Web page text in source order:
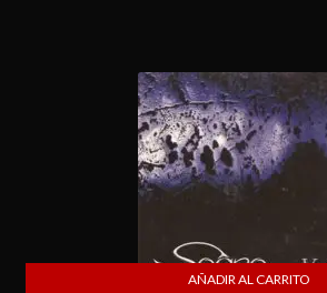
AÑADIR AL CARRITO